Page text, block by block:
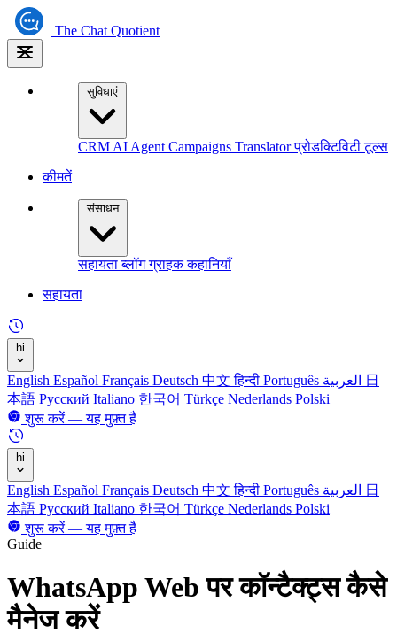
The Chat Quotient
सुविधाएं
CRM AI Agent Campaigns Translatorप्रोडक्टिविटी टूल्स
कीमतें
संसाधन
सहायताब्लॉगग्राहक कहानियाँ
सहायता
hi
English Español Français Deutsch 中文हिन्दी Português
日
本語 Русский Italiano 한국어 Türkçe Nederlands Polski
शुरू करें — यह मुफ़्त है
hi
English Español Français Deutsch 中文हिन्दी Português
日
本語 Русский Italiano 한국어 Türkçe Nederlands Polski
शुरू करें — यह मुफ़्त है
Guide
WhatsApp Web पर कॉन्टैक्ट्स कैसे
मैनेज करें